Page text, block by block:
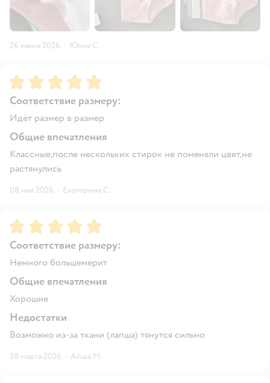
26 июня 2026 · Юлия С.
Рейтинг:5
Соответствие размеру:
Идёт размер в размер
Общие впечатления
Классные,после нескольких стирок не поменяли цвет,не
растянулись
08 мая 2026 · Екатерина С.
Рейтинг:5
Соответствие размеру:
Немного большемерит
Общие впечатления
Хорошие
Недостатки
Возможно из-за ткани (лапша) тянутся сильно
28 марта 2026 · Айша М.